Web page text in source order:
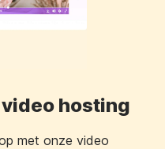
hosting
met onze video